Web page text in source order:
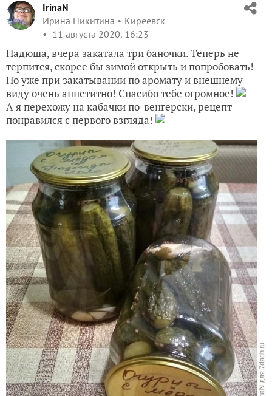
IrinaN
Ирина Никитина
Киреевск
11 августа 2020, 16:23
Надюша, вчера закатала три баночки. Теперь не
терпится, скорее бы зимой открыть и попробовать!
Но уже при закатывании по аромату и внешнему
виду очень аппетитно! Спасибо тебе огромное!
А я перехожу на кабачки по-венгерски, рецепт
понравился с первого взгляда!